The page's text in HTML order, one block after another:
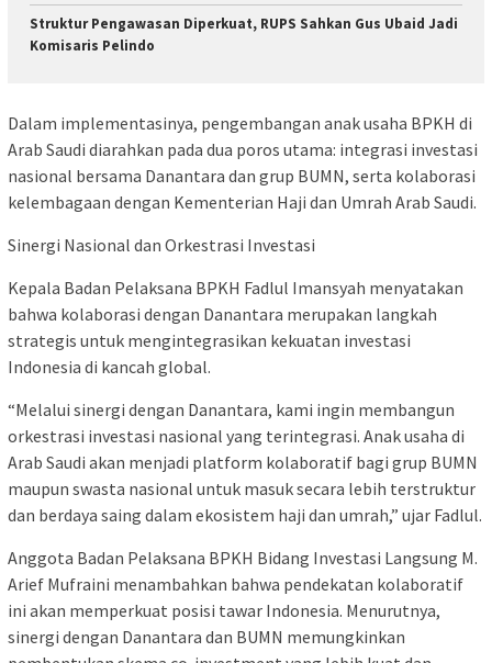
​Struktur Pengawasan Diperkuat, RUPS Sahkan Gus Ubaid Jadi
Komisaris Pelindo
Dalam implementasinya, pengembangan anak usaha BPKH di
Arab Saudi diarahkan pada dua poros utama: integrasi investasi
nasional bersama Danantara dan grup BUMN, serta kolaborasi
kelembagaan dengan Kementerian Haji dan Umrah Arab Saudi.
Sinergi Nasional dan Orkestrasi Investasi
Kepala Badan Pelaksana BPKH Fadlul Imansyah menyatakan
bahwa kolaborasi dengan Danantara merupakan langkah
strategis untuk mengintegrasikan kekuatan investasi
Indonesia di kancah global.
“Melalui sinergi dengan Danantara, kami ingin membangun
orkestrasi investasi nasional yang terintegrasi. Anak usaha di
Arab Saudi akan menjadi platform kolaboratif bagi grup BUMN
maupun swasta nasional untuk masuk secara lebih terstruktur
dan berdaya saing dalam ekosistem haji dan umrah,” ujar Fadlul.
Anggota Badan Pelaksana BPKH Bidang Investasi Langsung M.
Arief Mufraini menambahkan bahwa pendekatan kolaboratif
ini akan memperkuat posisi tawar Indonesia. Menurutnya,
sinergi dengan Danantara dan BUMN memungkinkan